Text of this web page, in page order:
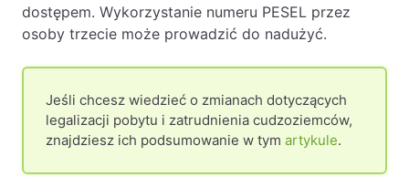
dostępem. Wykorzystanie numeru PESEL przez
osoby trzecie może prowadzić do nadużyć.
Jeśli chcesz wiedzieć o zmianach dotyczących
legalizacji pobytu i zatrudnienia cudzoziemców,
znajdziesz ich podsumowanie w tym artykule.